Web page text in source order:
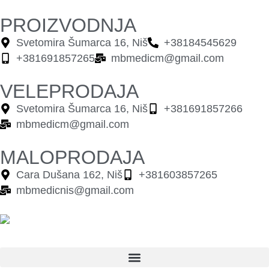
PROIZVODNJA
Svetomira Šumarca 16, Niš
+38184545629
+381691857265
mbmedicm@gmail.com
VELEPRODAJA
Svetomira Šumarca 16, Niš
+381691857266
mbmedicm@gmail.com
MALOPRODAJA
Cara Dušana 162, Niš
+381603857265
mbmedicnis@gmail.com